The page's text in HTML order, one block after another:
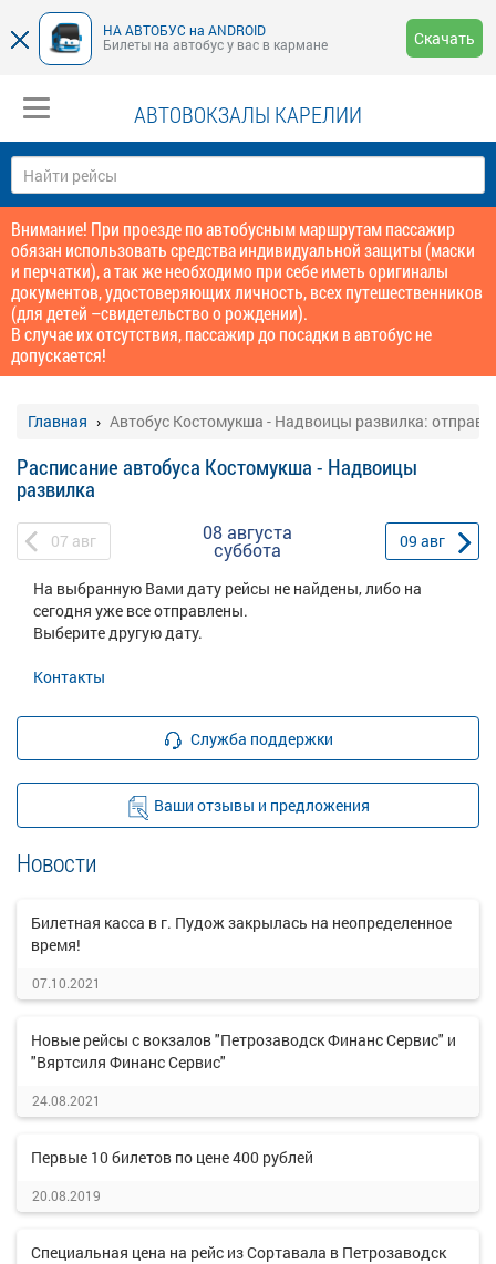
НА АВТОБУС на ANDROID
Билеты на автобус у вас в кармане
Скачать
АВТОВОКЗАЛЫ КАРЕЛИИ
Внимание! При проезде по автобусным маршрутам пассажир
обязан использовать средства индивидуальной защиты (маски
и перчатки), а так же необходимо при себе иметь оригиналы
документов, удостоверяющих личность, всех путешественников
(для детей –свидетельство о рождении).
В случае их отсутствия, пассажир до посадки в автобус не
допускается!
Главная Автобус Костомукша - Надвоицы развилка:
Расписание автобуса Костомукша - Надвоицы
развилка
07 авг 08 августа
суббота 09 авг
На выбранную Вами дату рейсы не найдены, либо на
сегодня уже все отправлены.
Выберите другую дату.
Контакты
Служба поддержки
Ваши отзывы и предложения
Новости
Билетная касса в г. Пудож закрылась на неопределенное
время!
07.10.2021
Новые рейсы с вокзалов "Петрозаводск Финанс Сервис" и
"Вяртсиля Финанс Сервис"
24.08.2021
Первые 10 билетов по цене 400 рублей
20.08.2019
Специальная цена на рейс из Сортавала в Петрозаводск